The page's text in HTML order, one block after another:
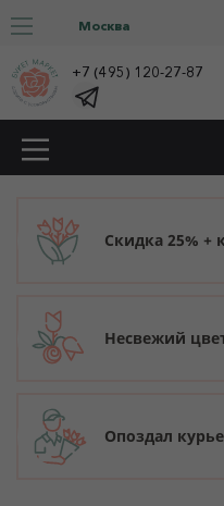
Москва
+7 (495) 120-27-87
Скидка 25% +
Несвежий
Опоздал